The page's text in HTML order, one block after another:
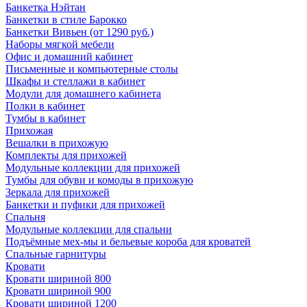
Банкетка Нэйтан
Банкетки в стиле Барокко
Банкетки Вивьен (от 1290 руб.)
Наборы мягкой мебели
Офис и домашний кабинет
Письменные и компьютерные столы
Шкафы и стеллажи в кабинет
Модули для домашнего кабинета
Полки в кабинет
Тумбы в кабинет
Прихожая
Вешалки в прихожую
Комплекты для прихожей
Модульные коллекции для прихожей
Тумбы для обуви и комоды в прихожую
Зеркала для прихожей
Банкетки и пуфики для прихожей
Спальня
Модульные коллекции для спальни
Подъёмные мех-мы и бельевые короба для кроватей
Спальные гарнитуры
Кровати
Кровати шириной 800
Кровати шириной 900
Кровати шириной 1200